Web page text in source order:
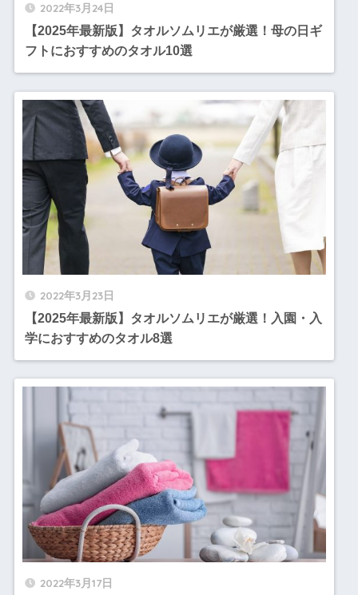
2022年3月24日
【2025年最新版】タオルソムリエが厳選！母の日ギ
フトにおすすめのタオル10選
2022年3月23日
【2025年最新版】タオルソムリエが厳選！入園・入
学におすすめのタオル8選
2022年3月17日